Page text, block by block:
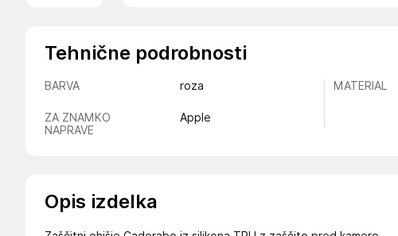
Tehnične podrobnosti
BARVA roza MATERIAL
ZA ZNAMKO
NAPRAVE
Apple
Opis izdelka